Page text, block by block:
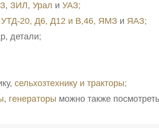
, ЗИЛ, Урал и УАЗ;
20, Д6, Д12 и В,46, ЯМЗ и ЯАЗ;
детали;
сельхозтехнику и тракторы;
, генераторы можно также